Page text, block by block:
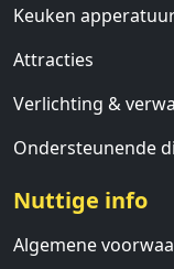
Keuken
Attracties
Verlichting &
Ondersteunende
Nuttige info
Algemene